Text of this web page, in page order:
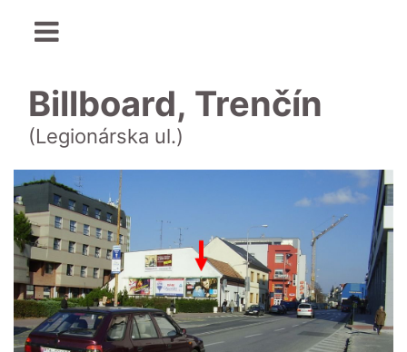
Billboard, Trenčín
(Legionárska ul.)